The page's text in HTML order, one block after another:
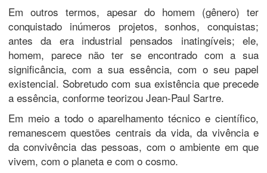
Em outros termos, apesar do homem (gênero) ter
conquistado inúmeros projetos, sonhos, conquistas;
antes da era industrial pensados inatingíveis; ele,
homem, parece não ter se encontrado com a sua
significância, com a sua essência, com o seu papel
existencial. Sobretudo com sua existência que precede
a essência, conforme teorizou Jean-Paul Sartre.
Em meio a todo o aparelhamento técnico e científico,
remanescem questões centrais da vida, da vivência e
da convivência das pessoas, com o ambiente em que
vivem, com o planeta e com o cosmo.